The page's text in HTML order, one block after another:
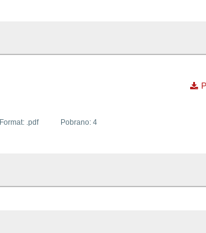
Format: .pdf Pobrano: 4